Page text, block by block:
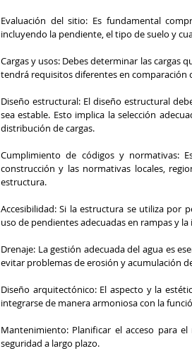
Evaluación del sitio: Es fundamental
incluyendo la pendiente, el tipo de suelo y
Cargas y usos: Debes determinar las cargas
tendrá requisitos diferentes en
Diseño estructural: El diseño estructural
sea estable. Esto implica la selección
distribución de cargas.
Cumplimiento de códigos y normativas:
construcción y las normativas locales,
estructura.
Accesibilidad: Si la estructura se utiliza por
uso de pendientes adecuadas en rampas y
Drenaje: La gestión adecuada del agua es
evitar problemas de erosión y acumulación
Diseño arquitectónico: El aspecto y la
integrarse de manera armoniosa con la
Mantenimiento: Planificar el acceso para
seguridad a largo plazo.